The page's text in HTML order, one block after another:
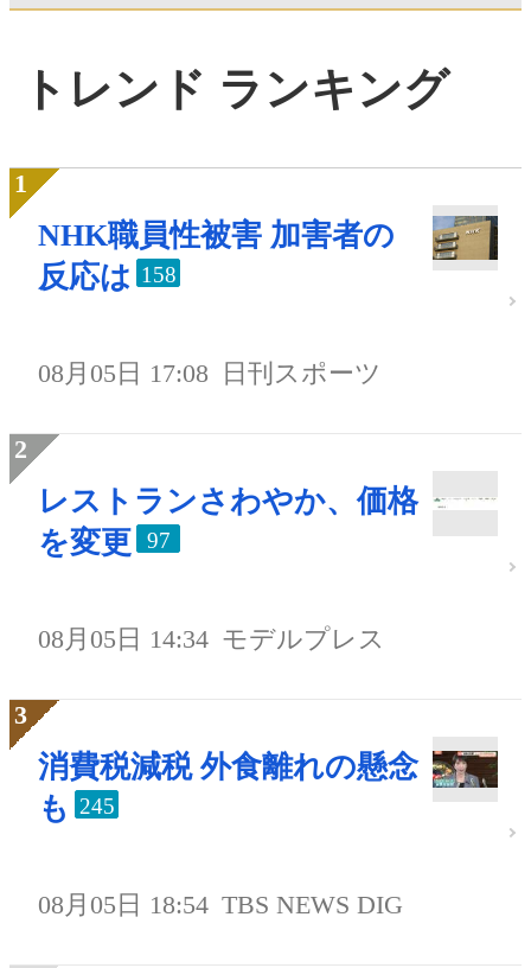
トレンド ランキング
NHK職員性被害 加害者の
反応は 158
08月05日 17:08 日刊スポーツ
レストランさわやか、価格
を変更
97
08月05日 14:34 モデルプレス
消費税減税 外食離れの懸念
も
245
08月05日 18:54 TBS NEWS DIG